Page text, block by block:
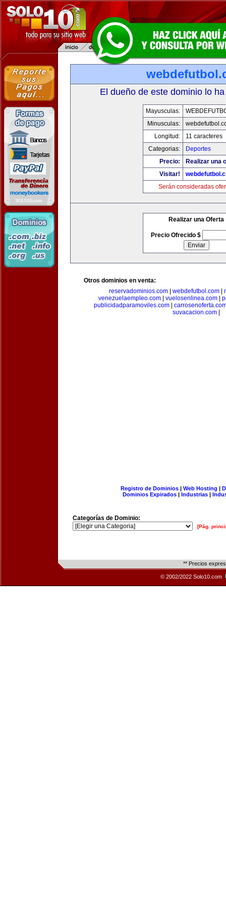
El dueño de este dominio lo
Mayusculas:
Minusculas:
Longitud:
11 caracteres
Categorias:
Deportes
Precio:
Realizar una
Visitar!
Serán consideradas
Realizar una Oferta
Precio Ofrecido $
Otros dominios en venta:
reservadominios.com
webdefutbol.com
venezuelaempleo.com
vuelosenlinea.com
publicidadparamoviles.com
suvacacion.com
Registro de Dominios| Web Hosting |
Dominios Expirados | Industrias |
Categorías de Dominio:
[Pág.
** Precios
© 2002/2022 Solo10.com